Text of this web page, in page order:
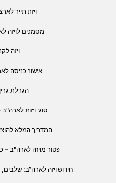
ויזת תייר
מסמכים לויזה
ויזה
אישור כניסה
הגרלת
סוגי ויזות
המדריך המלא
פטור מויזה לארה"ב –
חידוש ויזה לארה”ב: